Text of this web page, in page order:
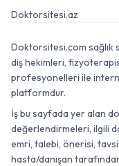
Doktorsitesi.az
Doktorsitesi.com sağlık
diş hekimleri,
profesyonelleri ile
platformdur.
İş bu sayfada yer alan
değerlendirmeleri, ilgili
emri, talebi, önerisi,
hasta/danışan